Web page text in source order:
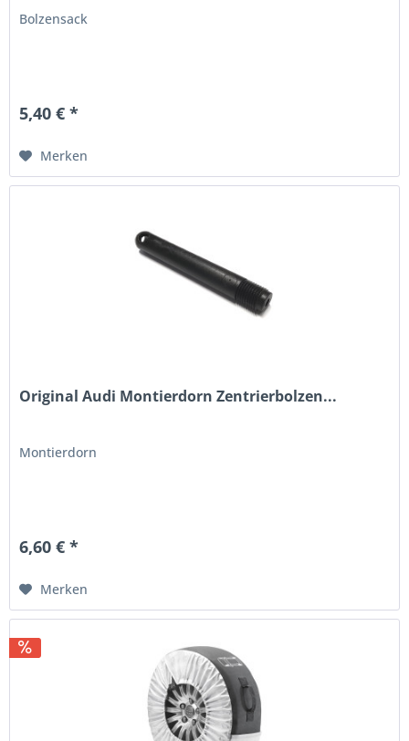
Bolzensack
5,40 € *
Merken
Original Audi Montierdorn Zentrierbolzen...
Montierdorn
6,60 € *
Merken